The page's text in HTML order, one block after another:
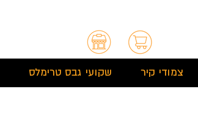
צמודי קיר שקועי גבס טרימלס